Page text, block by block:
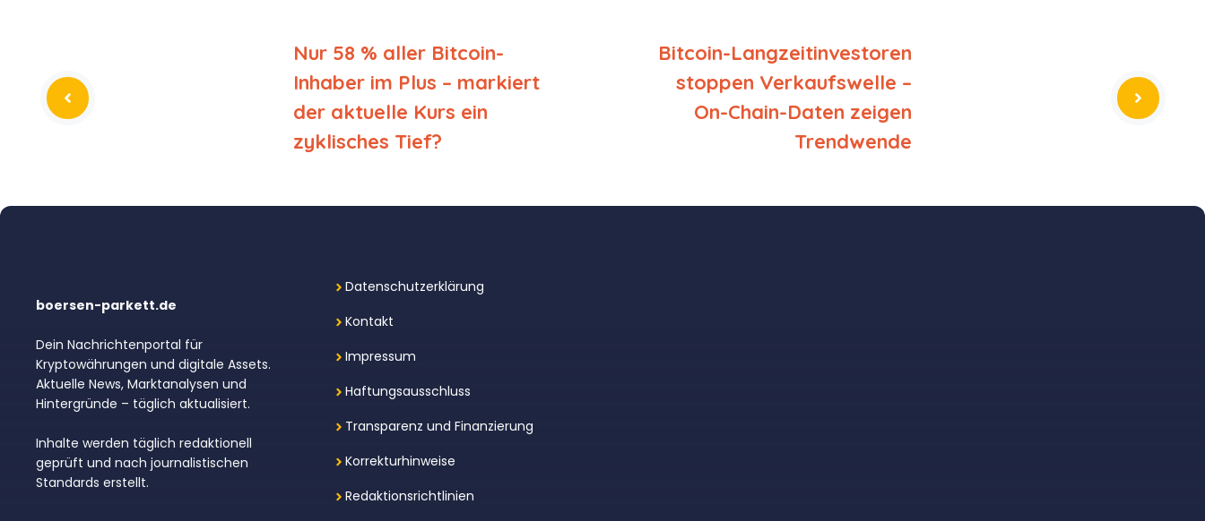
Nur 58 % aller Bitcoin-
Inhaber im Plus – markiert
der aktuelle Kurs ein
zyklisches Tief?
Bitcoin-Langzeitinvestoren
stoppen Verkaufswelle –
On-Chain-Daten zeigen
Trendwende
boersen-parkett.de
Dein Nachrichtenportal für
Kryptowährungen und digitale Assets.
Aktuelle News, Marktanalysen und
Hintergründe – täglich aktualisiert.
Inhalte werden täglich redaktionell
geprüft und nach journalistischen
Standards erstellt.
Datenschutzerklärung
Kontakt
Impressum
Haftungsausschluss
Transparenz und Finanzierung
Korrekturhinweise
Redaktionsrichtlinien